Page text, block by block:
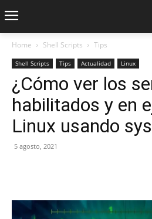
Home Shell Scripts Tips
Shell Scripts Tips Actualidad Linux
¿Cómo ver los
habilitados y en
Linux usando
5 agosto, 2021